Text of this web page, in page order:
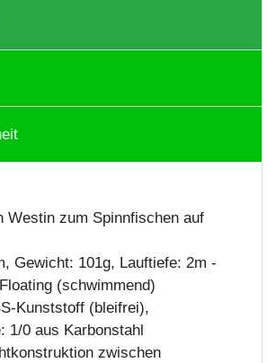
Westin zum Spinnfischen auf
Gewicht: 101g, Lauftiefe: 2m -
(schwimmend)
Kunststoff (bleifrei),
1/0 aus Karbonstahl
zwischen